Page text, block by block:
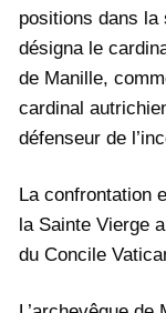
positions dans
désigna le
de Manille,
cardinal
défenseur de
La confrontation
la Sainte Vierge
du Concile